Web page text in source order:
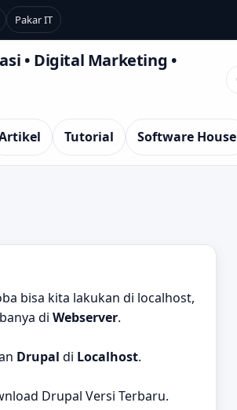
Pakar IT
• Digital Marketing •
Tutorial Software House
bisa kita lakukan di localhost,
di Webserver.
Drupal di Localhost.
Drupal Versi Terbaru.